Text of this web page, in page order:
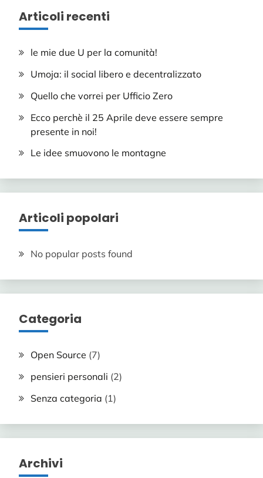
Articoli recenti
le mie due U per la comunità!
Umoja: il social libero e decentralizzato
Quello che vorrei per Ufficio Zero
Ecco perchè il 25 Aprile deve essere sempre
presente in noi!
Le idee smuovono le montagne
Articoli popolari
No popular posts found
Categoria
Open Source (7)
pensieri personali (2)
Senza categoria (1)
Archivi